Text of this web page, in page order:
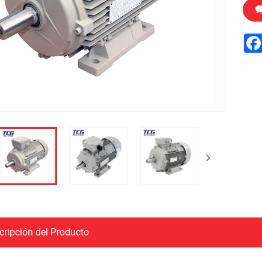
del Producto